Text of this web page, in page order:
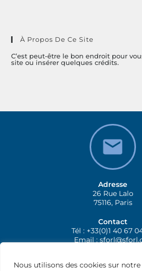
Nous utilisons des cookies sur
À Propos De Ce Site
C’est peut-être le bon endroit pour
site ou insérer quelques crédits.
Adresse
26 Rue Lalo
75116, Paris
Contact
Tél : +33(0)1 40 67
Email :